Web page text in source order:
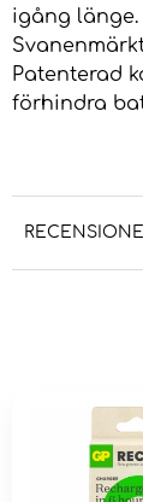
igång länge.
Patenterad
förhindra